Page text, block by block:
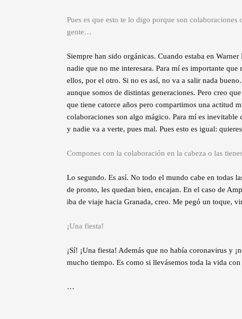
Pues es que esto te lo digo porque son
gente…
Siempre han sido orgánicas. Cuando estaba en
nadie que no me interesara. Para mí es importante
ellos, por el otro. Si no es así, no va a salir nada
aunque somos de distintas generaciones. Pero creo
que tiene catorce años pero compartimos una actitud
colaboraciones son algo mágico. Para mí es
y nadie va a verte, pues mal. Pues esto es igual:
Compones con la colaboración en la cabeza o las
Lo segundo. Es así. No todo el mundo cabe en todas
de pronto, les quedan bien, encajan. En el caso de
iba de viaje hacia Granada, creo. Me pegó un toque,
¡Una fiesta!
¡Sí! ¡Una fiesta! Además que no había coronavirus y
mucho tiempo. Es como si llevásemos toda la vida
…